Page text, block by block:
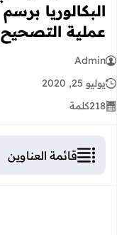
عملية التصحيح
Admin
يوليو 25, 2020
218كلمة
قائمة العناوين